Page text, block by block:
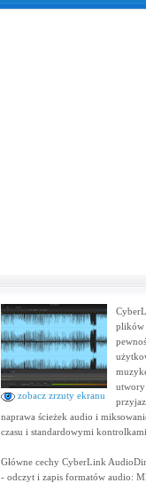
zobacz zrzuty ekranu
plików
utwory
naprawa ścieżek audio i
czasu i standardowymi
Główne cechy CyberLink
- odczyt i zapis formatów audio: